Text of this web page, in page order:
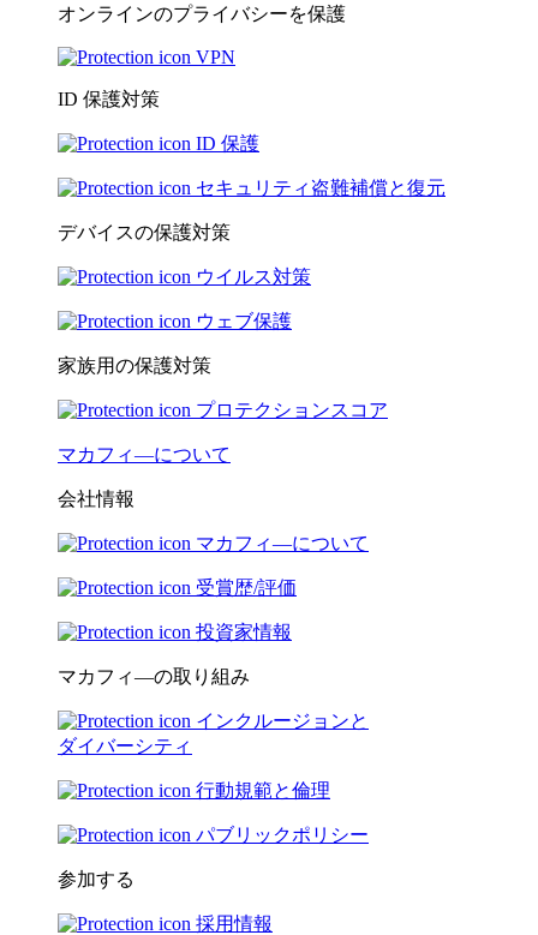
オンラインのプライバシーを保護
VPN
ID 保護対策
ID 保護
セキュリティ盗難補償と復元
デバイスの保護対策
ウイルス対策
ウェブ保護
家族用の保護対策
プロテクションスコア
マカフィ―について
会社情報
マカフィ―について
受賞歴/評価
投資家情報
マカフィ―の取り組み
インクルージョンと
ダイバーシティ
行動規範と倫理
パブリックポリシー
参加する
採用情報